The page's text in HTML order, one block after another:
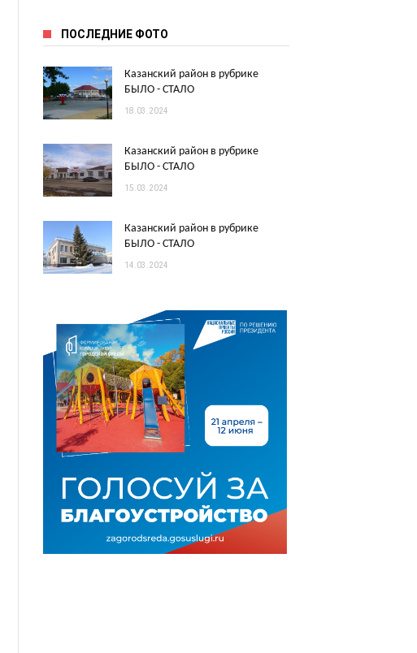
ПОСЛЕДНИЕ ФОТО
Казанский район в рубрике
БЫЛО - СТАЛО
18.03.2024
Казанский район в рубрике
БЫЛО - СТАЛО
15.03.2024
Казанский район в рубрике
БЫЛО - СТАЛО
14.03.2024